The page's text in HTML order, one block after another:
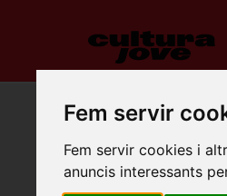
Fem servir
Fem servir cookies i
anuncis interessants